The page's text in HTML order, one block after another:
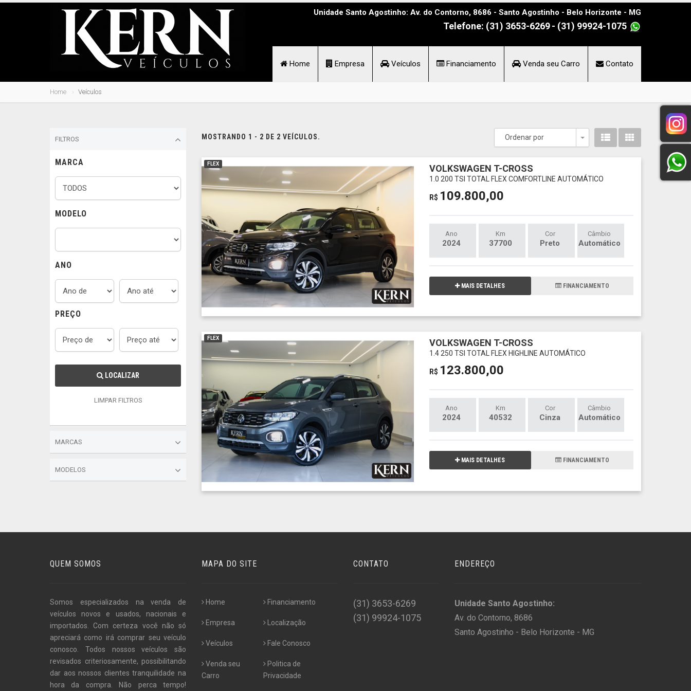
Unidade Santo Agostinho: Av. do Contorno, 8686 - Santo Agostinho - Belo Horizonte - MG
Telefone: (31) 3653-6269- (31) 99924-1075
Home Empresa Veículos Financiamento Venda seu Carro Contato
Home Veículos
FILTROS
MARCA
MODELO
ANO
PREÇO
LOCALIZAR
LIMPAR FILTROS
MARCAS
MODELOS
MOSTRANDO 1 - 2 DE 2 VEÍCULOS. Ordenar por
Toggle Dropdown
FLEX VOLKSWAGEN T-CROSS
1.0 200 TSI TOTAL FLEX COMFORTLINE AUTOMÁTICO
R$ 109.800,00
Ano
2024
Km
37700
Cor
Preto
Câmbio
Automático
MAIS DETALHES FINANCIAMENTO
FLEX VOLKSWAGEN T-CROSS
1.4 250 TSI TOTAL FLEX HIGHLINE AUTOMÁTICO
R$ 123.800,00
Ano
2024
Km
40532
Cor
Cinza
Câmbio
Automático
MAIS DETALHES FINANCIAMENTO
QUEM SOMOS
Somos especializados na venda de
veículos novos e usados, nacionais e
importados. Com certeza você não só
apreciará como irá comprar seu veículo
conosco. Todos nossos veículos são
revisados criteriosamente, possibilitando
dar aos nossos clientes tranquilidade na
hora da compra. Não perca tempo!
MAPA DO SITE
Home
Empresa
Veículos
Venda seu
Carro
Financiamento
Localização
Fale Conosco
Politica de
Privacidade
CONTATO
(31) 3653-6269
(31) 99924-1075
ENDEREÇO
Unidade Santo Agostinho:
Av. do Contorno, 8686
Santo Agostinho - Belo Horizonte - MG